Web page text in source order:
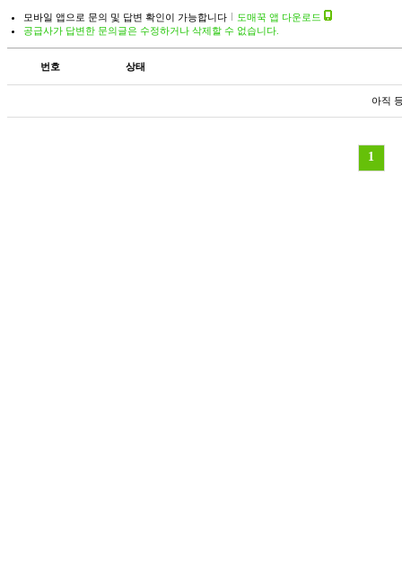
모바일 앱으로 문의 및 답변 확인이 가능합니다
도매꾹 앱 다운로드
공급사가 답변한 문의글은 수정하거나 삭제할 수 없습니다.
번호 상태
아직
1